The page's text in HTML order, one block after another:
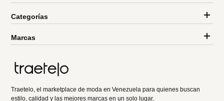
Categorías
Marcas
Traetelo, el marketplace de moda en Venezuela para quienes buscan
estilo, calidad y las mejores marcas en un solo lugar.